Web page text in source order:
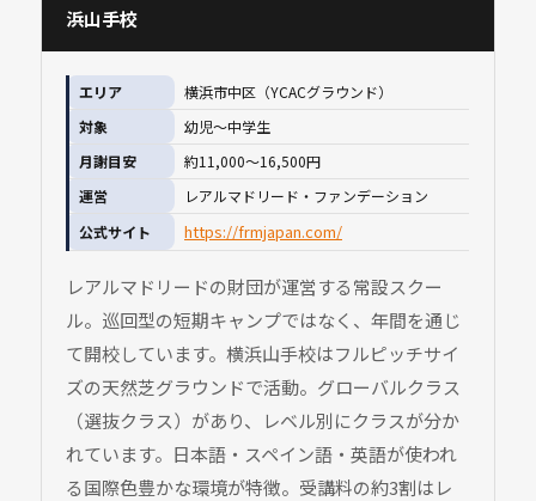
浜山手校
エリア
横浜市中区（YCACグラウンド）
対象
幼児〜中学生
月謝目安
約11,000〜16,500円
運営
レアルマドリード・ファンデーション
公式サイト
https://frmjapan.com/
レアルマドリードの財団が運営する常設スクー
ル。巡回型の短期キャンプではなく、年間を通じ
て開校しています。横浜山手校はフルピッチサイ
ズの天然芝グラウンドで活動。グローバルクラス
（選抜クラス）があり、レベル別にクラスが分か
れています。日本語・スペイン語・英語が使われ
る国際色豊かな環境が特徴。受講料の約3割はレ